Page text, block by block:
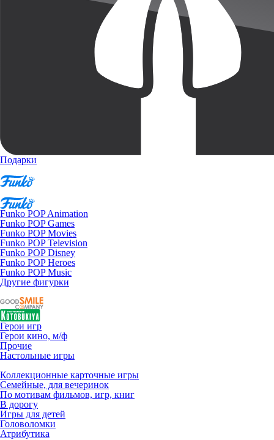
Подарки
Funko POP Animation
Funko POP Games
Funko POP Movies
Funko POP Television
Funko POP Disney
Funko POP Heroes
Funko POP Music
Другие фигурки
Герои игр
Герои кино, м/ф
Прочие
Настольные игры
Коллекционные карточные игры
Семейные, для вечеринок
По мотивам фильмов, игр, книг
В дорогу
Игры для детей
Головоломки
Атрибутика